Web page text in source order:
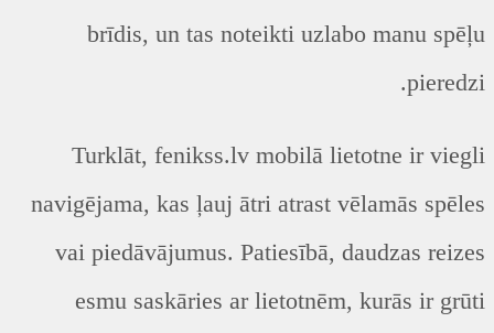
brīdis, un tas noteikti uzlabo manu spēļu
pieredzi.
Turklāt, fenikss.lv mobilā lietotne ir viegli
navigējama, kas ļauj ātri atrast vēlamās spēles
vai piedāvājumus. Patiesībā, daudzas reizes
esmu saskāries ar lietotnēm, kurās ir grūti